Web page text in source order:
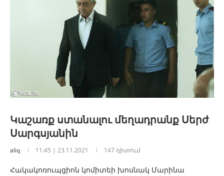
Կաշառք ստանալու մեղադրանք Սերժ
Սարգսյանին
aliq 11:45 | 23.11.2021 147 դիտում
Հակակոռուպցիոն կոմիտեի խոսնակ Մարինա